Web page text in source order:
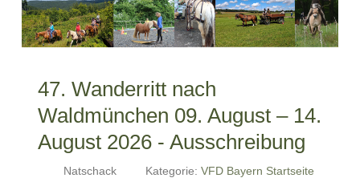
47. Wanderritt nach
Waldmünchen 09. August – 14.
August 2026 - Ausschreibung
Natschack Kategorie: VFD Bayern Startseite